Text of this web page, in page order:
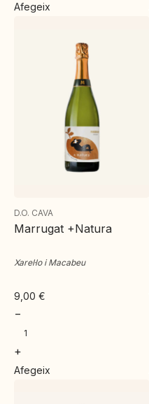
Afegeix
D.O. CAVA
Marrugat +Natura
Xarel·lo i Macabeu
9,00 €
−
+
Afegeix